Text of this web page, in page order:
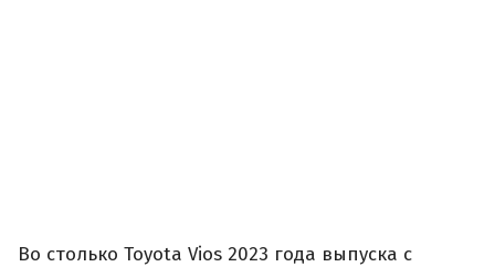
Во столько Toyota Vios 2023 года выпуска с